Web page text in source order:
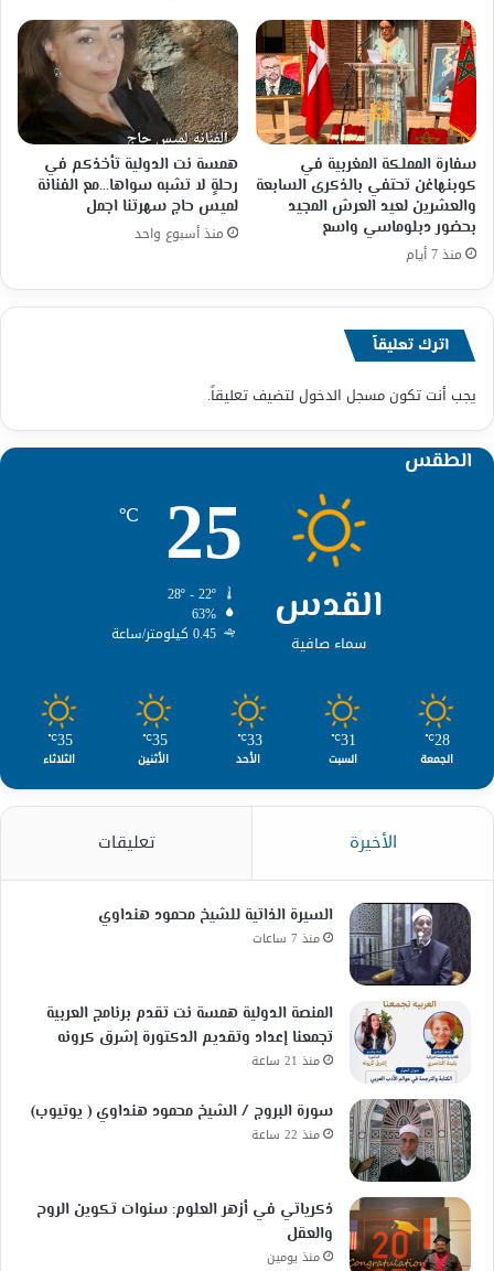
سفارة المملكة المغربية في
كوبنهاغن تحتفي بالذكرى السابعة
والعشرين لعيد العرش المجيد
بحضور دبلوماسي واسع
منذ 7 أيام
همسة نت الدولية تأخذكم في
رحلةٍ لا تشبه سواها…مع الفنانة
لميس حاج سهرتنا اجمل
منذ أسبوع واحد
اترك تعليقاً
يجب أنت تكونمسجل الدخول لتضيف تعليقاً.
الطقس
القدس
سماء صافية
25
℃
63%
0.45 كيلومتر/ساعة
28
℃
الجمعة
31
℃
السبت
33
℃
الأحد
35
℃
الأثنين
35
℃
الثلاثاء
الأخيرة تعليقات
السيرة الذاتية للشيخ محمود هنداوي
منذ 7 ساعات
المنصة الدولية همسة نت تقدم برنامج العربية
تجمعنا إعداد وتقديم الدكتورة إشرق كرونه
منذ 21 ساعة
سورة البروج / الشيخ محمود هنداوي ( يوتيوب)
منذ 22 ساعة
ذكرياتي في أزهر العلوم: سنوات تكوين الروح
والعقل
منذ يومين